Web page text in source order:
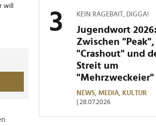
will
KEIN RAGEBAIT, DIGGA!
Jugendwort 2026:
Zwischen "Peak",
"Crashout" und
Streit um
"Mehrzweckeier"
NEWS, MEDIA,
KULTUR
| 28.07.2026